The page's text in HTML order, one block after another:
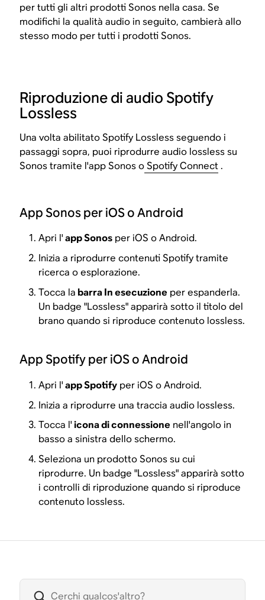
per tutti gli altri prodotti Sonos nella casa. Se
modifichi la qualità audio in seguito, cambierà allo
stesso modo per tutti i prodotti Sonos.
Riproduzione di audio Spotify
Lossless
Una volta abilitato Spotify Lossless seguendo i
passaggi sopra, puoi riprodurre audio lossless su
Sonos tramite l'app Sonos oSpotify Connect.
App Sonos per iOS o Android
Apri l'app Sonos per iOS o Android.
Inizia a riprodurre contenuti Spotify tramite
ricerca o esplorazione.
Tocca la barra In esecuzione per espanderla.
Un badge "Lossless" apparirà sotto il titolo del
brano quando si riproduce contenuto lossless.
App Spotify per iOS o Android
Apri l'app Spotify per iOS o Android.
Inizia a riprodurre una traccia audio lossless.
Tocca l'icona di connessione nell'angolo in
basso a sinistra dello schermo.
Seleziona un prodotto Sonos su cui
riprodurre. Un badge "Lossless" apparirà sotto
i controlli di riproduzione quando si riproduce
contenuto lossless.